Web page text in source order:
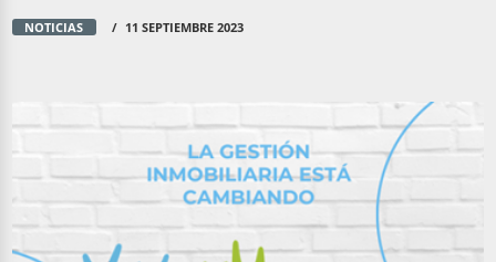
NOTICIAS 11 SEPTIEMBRE 2023